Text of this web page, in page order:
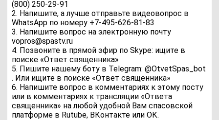
(800) 250-29-91
2. Напишите, а лучше отправьте видеовопрос в
WhatsApp по номеру +7-495-626-81-83
3. Напишите вопрос на электронную почту
vopros@spastv.ru
4. Позвоните в прямой эфир по Skype: ищите в
поиске «Ответ священника»
5. Пишите нашему боту в Telegram: @OtvetSpas_bot
. Или ищите в поиске «Ответ священника»
6. Напишите вопрос в комментариях к этому посту
или в комментариях к трансляции «Ответа
священника» на любой удобной Вам спасовской
платформе в Rutube, ВКонтакте или ОК.